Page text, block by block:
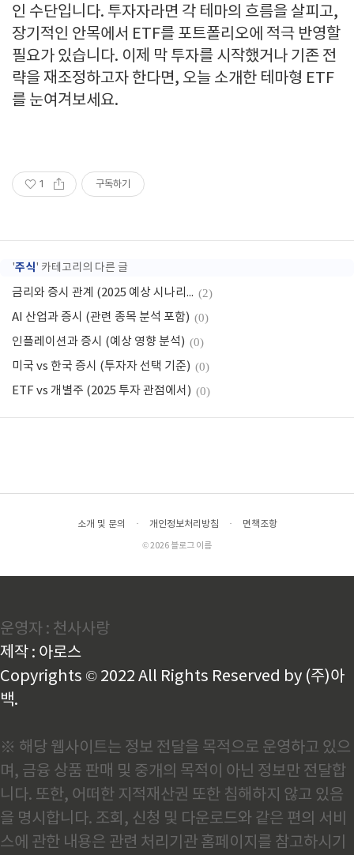
인 수단입니다. 투자자라면 각 테마의 흐름을 살피고,
장기적인 안목에서 ETF를 포트폴리오에 적극 반영할
필요가 있습니다. 이제 막 투자를 시작했거나 기존 전
략을 재조정하고자 한다면, 오늘 소개한 테마형 ETF
를 눈여겨보세요.
1 구독하기
'주식' 카테고리의 다른 글
금리와 증시 관계 (2025 예상 시나리오) (2)
AI 산업과 증시 (관련 종목 분석 포함) (0)
인플레이션과 증시 (예상 영향 분석) (0)
미국 vs 한국 증시 (투자자 선택 기준) (0)
ETF vs 개별주 (2025 투자 관점에서) (0)
소개 및 문의 · 개인정보처리방침 · 면책조항
© 2026 블로그 이름
운영자 : 천사사랑
제작 : 아로스
Copyrights © 2022 All Rights Reserved by (주)아
백.
※ 해당 웹사이트는 정보 전달을 목적으로 운영하고 있으
며, 금융 상품 판매 및 중개의 목적이 아닌 정보만 전달합
니다. 또한, 어떠한 지적재산권 또한 침해하지 않고 있음
을 명시합니다. 조회, 신청 및 다운로드와 같은 편의 서비
스에 관한 내용은 관련 처리기관 홈페이지를 참고하시기